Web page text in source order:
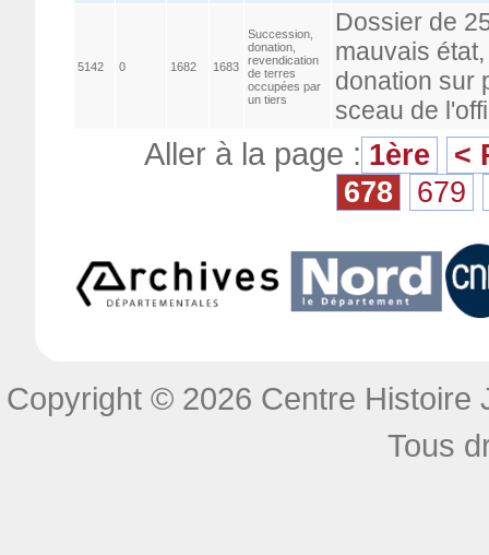
5142 0 1682 1683
Succession,
donation,
revendication
de terres
occupées par
un tiers
Dossier de
mauvais
donation sur
sceau de
Aller à la page : 1ère
<
678
679
Copyright © 2026 Centre Histoire
Tous